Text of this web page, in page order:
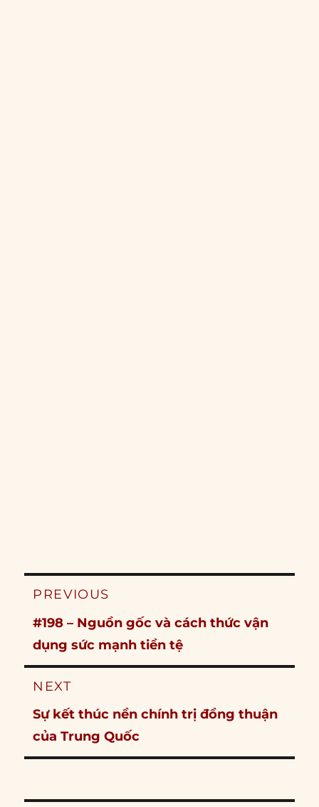
Post
PREVIOUS
Previous
post:
#198 – Nguồn gốc và cách thức vận
dụng sức mạnh tiền tệ
NEXT
Next
post:
Sự kết thúc nền chính trị đồng thuận
của Trung Quốc